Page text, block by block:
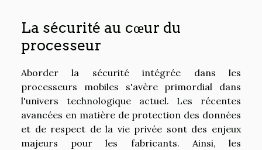
La sécurité au cœur du
processeur
Aborder la sécurité intégrée dans les
processeurs mobiles s'avère primordial dans
l'univers technologique actuel. Les récentes
avancées en matière de protection des données
et de respect de la vie privée sont des enjeux
majeurs pour les fabricants. Ainsi, les